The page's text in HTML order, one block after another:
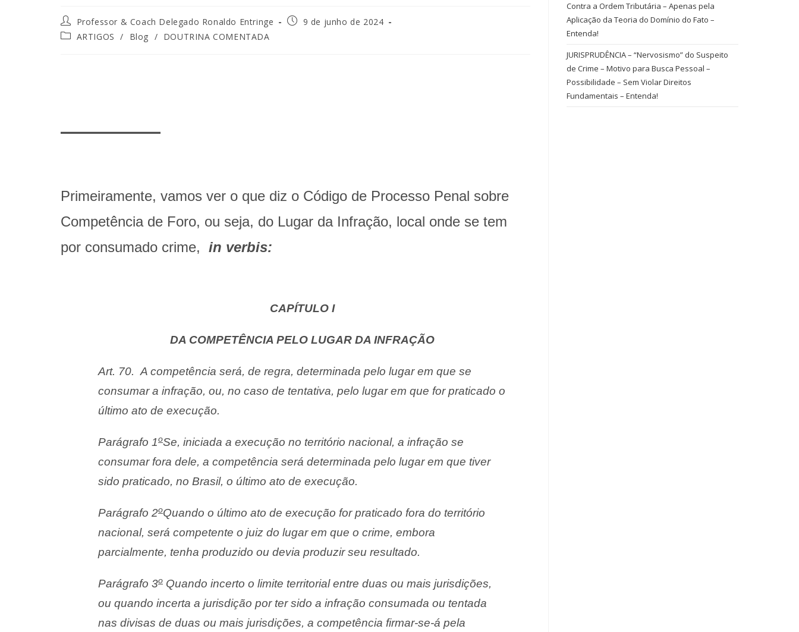
Professor & Coach Delegado Ronaldo Entringe
9 de junho de 2024
ARTIGOS
/ Blog / DOUTRINA COMENTADA
Primeiramente, vamos ver o que diz o Código de Processo Penal sobre
Competência de Foro, ou seja, do Lugar da Infração, local onde se tem
por consumado crime, in verbis:
CAPÍTULO I
DA COMPETÊNCIA PELO LUGAR DA INFRAÇÃO
Art. 70. A competência será, de regra, determinada pelo lugar em que se
consumar a infração, ou, no caso de tentativa, pelo lugar em que for praticado o
último ato de execução.
Parágrafo 1oSe, iniciada a execução no território nacional, a infração se
consumar fora dele, a competência será determinada pelo lugar em que tiver
sido praticado, no Brasil, o último ato de execução.
Parágrafo 2oQuando o último ato de execução for praticado fora do território
nacional, será competente o juiz do lugar em que o crime, embora
parcialmente, tenha produzido ou devia produzir seu resultado.
Parágrafo 3o Quando incerto o limite territorial entre duas ou mais jurisdições,
ou quando incerta a jurisdição por ter sido a infração consumada ou tentada
nas divisas de duas ou mais jurisdições, a competência firmar-se-á pela
Contra a Ordem Tributária – Apenas pela
Aplicação da Teoria do Domínio do Fato –
Entenda!
JURISPRUDÊNCIA – “Nervosismo” do Suspeito
de Crime – Motivo para Busca Pessoal –
Possibilidade – Sem Violar Direitos
Fundamentais – Entenda!